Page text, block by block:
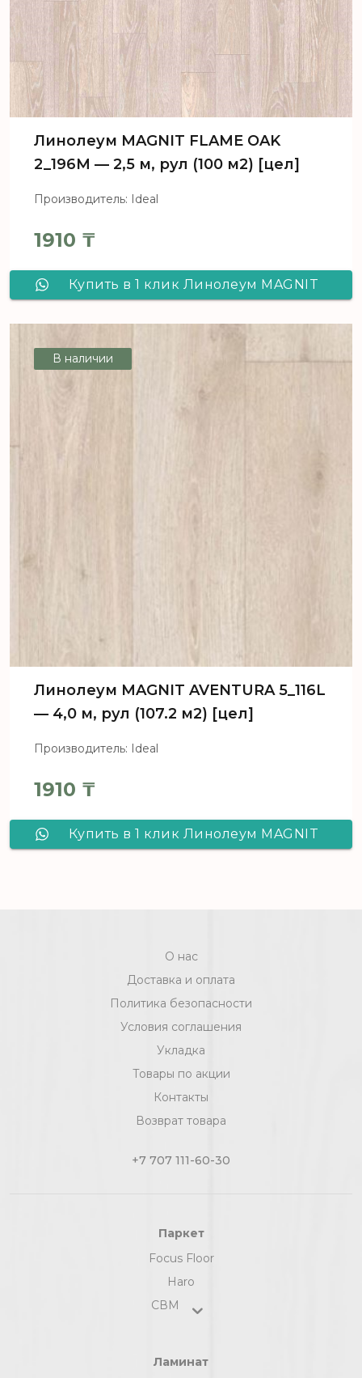
Линолеум MAGNIT FLAME OAK
2_196M — 2,5 м, рул (100 м2) [цел]
Производитель: Ideal
1910 ₸
Купить в 1 клик Линолеум MAGNIT
м2) [цел]
В наличии
Линолеум MAGNIT AVENTURA 5_116L
— 4,0 м, рул (107.2 м2) [цел]
Производитель: Ideal
1910 ₸
Купить в 1 клик Линолеум MAGNIT
О нас
Доставка и оплата
Политика безопасности
Условия соглашения
Укладка
Товары по акции
Контакты
Возврат товара
+7 707 111-60-30
Паркет
Focus Floor
Haro
СВМ
Ламинат